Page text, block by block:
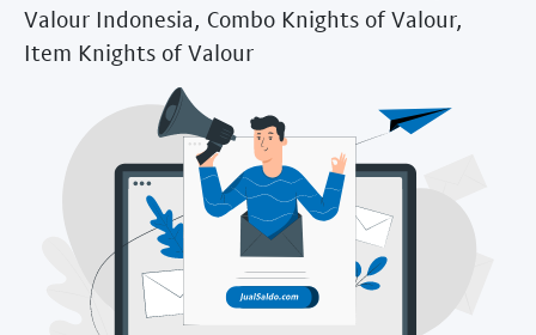
Valour Indonesia, Combo Knights of Valour,
Item Knights of Valour